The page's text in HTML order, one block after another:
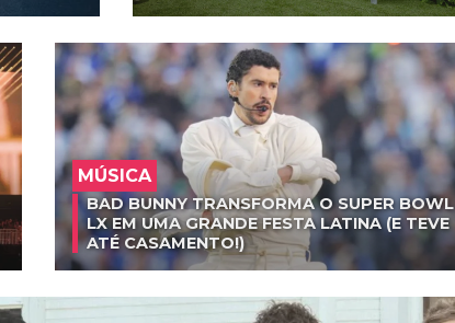
MÚSICA
BAD BUNNY TRANSFORMA O SUPER BOWL
LX EM UMA GRANDE FESTA LATINA (E TEVE
ATÉ CASAMENTO!)